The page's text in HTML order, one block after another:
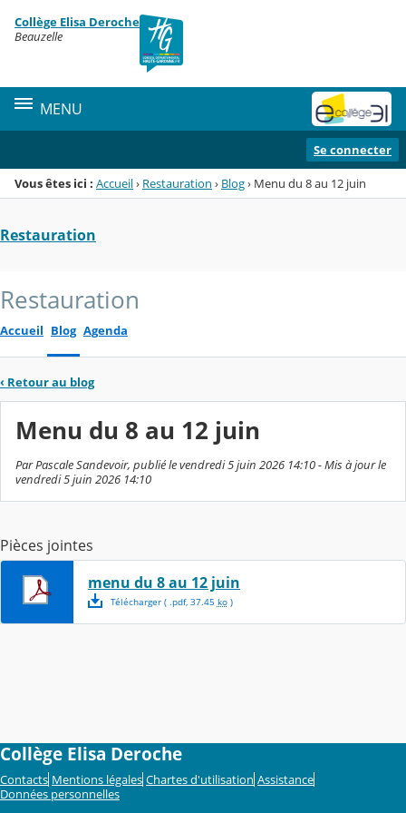
Menu de la rubrique
Contenu
Collège Elisa Deroche
Beauzelle
MENU
Se connecter
Vous êtes ici : Accueil› Restauration › Blog› Menu du 8 au 12 juin
Restauration
Restauration
Accueil Blog Agenda
‹ Retour au blog
Menu du 8 au 12 juin
Par Pascale Sandevoir, publié le vendredi 5 juin 2026 14:10 - Mis à jour le
vendredi 5 juin 2026 14:10
Pièces jointes
menu du 8 au 12 juin
Télécharger( .pdf, 37.45 ko)
Collège Elisa Deroche
Contacts Mentions légales Chartes d'utilisation Assistance
Données personnelles